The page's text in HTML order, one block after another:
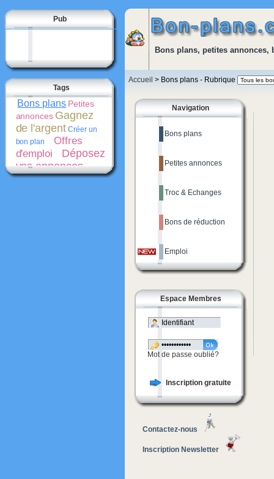
Pub
Tags
Bons plans Petites
annonces Gagnez
de l'argent Créer un
bon plan
Offres
d'emploi
Déposez
vos annonces
gratuitement
Bons
Bons plans, petites
Accueil > Bons plans - Rubrique
Navigation
Bons plans
Petites annonces
Troc & Echanges
Bons de réduction
Emploi
Espace Membres
Mot de passe oublié?
Inscription gratuite
Contactez-nous
Inscription Newsletter